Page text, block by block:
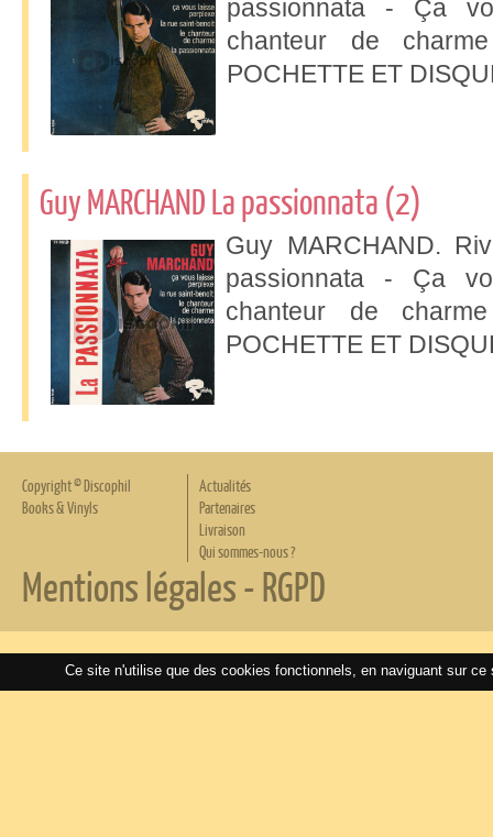
passionnata - Ça
chanteur de
POCHETTE ET
Guy MARCHAND La passionnata (2)
Guy MARCHAND.
passionnata - Ça
chanteur de
POCHETTE ET
Copyright © Discophil
Books & Vinyls
Actualités
Partenaires
Livraison
Qui sommes-nous ?
Mentions légales- RGPD
Ce site n'utilise que des cookies fonctionnels, en naviguant sur